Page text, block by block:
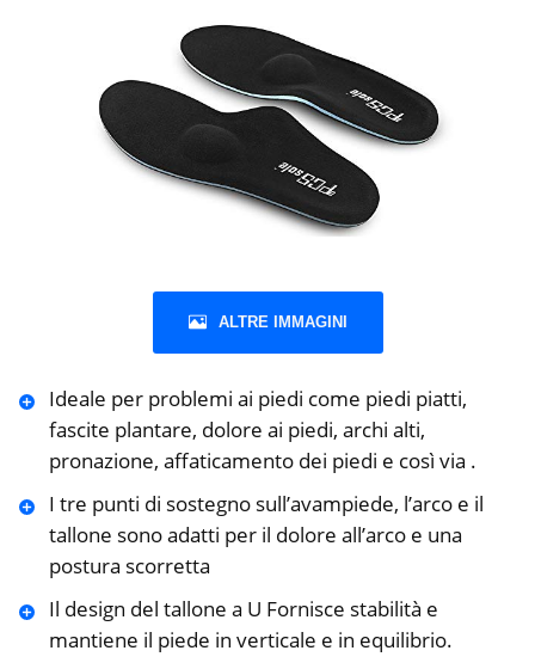
ALTRE IMMAGINI
Ideale per problemi ai piedi come piedi piatti,
fascite plantare, dolore ai piedi, archi alti,
pronazione, affaticamento dei piedi e così via .
I tre punti di sostegno sull’avampiede, l’arco e il
tallone sono adatti per il dolore all’arco e una
postura scorretta
Il design del tallone a U Fornisce stabilità e
mantiene il piede in verticale e in equilibrio.